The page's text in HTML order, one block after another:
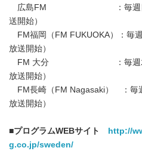
広島FM ：毎週日曜
送開始）
FM福岡（FM FUKUOKA）：毎
放送開始）
FM 大分 ：毎週木曜
放送開始）
FM長崎（FM Nagasaki） ：毎
放送開始）
■プログラムWEBサイト
http://
g.co.jp/sweden/